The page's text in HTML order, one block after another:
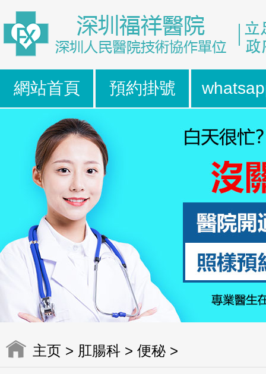
網站首頁 預約掛號
主页 > 肛腸科 > 便秘 >